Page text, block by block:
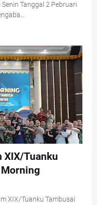
Senin Tanggal 2 Pebruari
XIX/Tuanku
XIX/Tuanku Tambusai